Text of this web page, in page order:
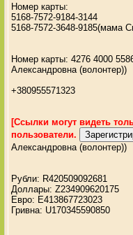
Номер карты:
5168-7572-9184-3144
5168-7572-3648-9185(мама
Номер карты: 4276 4000
Александровна (волонтер))
+380955571323
[Ссылки могут видеть
пользователи.
Александровна (волонтер))
Рубли: R420509092681
Доллары: Z234909620175
Евро: E413867723023
Гривна: U170345590850